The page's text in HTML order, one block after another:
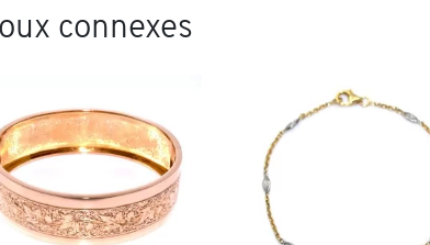
connexes